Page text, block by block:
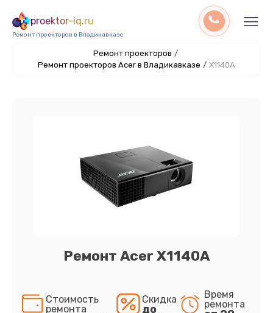
proektor-iq.ru
Ремонт проекторов в Владикавказе
Ремонт проекторов /
Ремонт проекторов Acer в Владикавказе / X1140A
Ремонт Acer X1140A
Стоимость
ремонта
Скидка
до
Время
ремонта